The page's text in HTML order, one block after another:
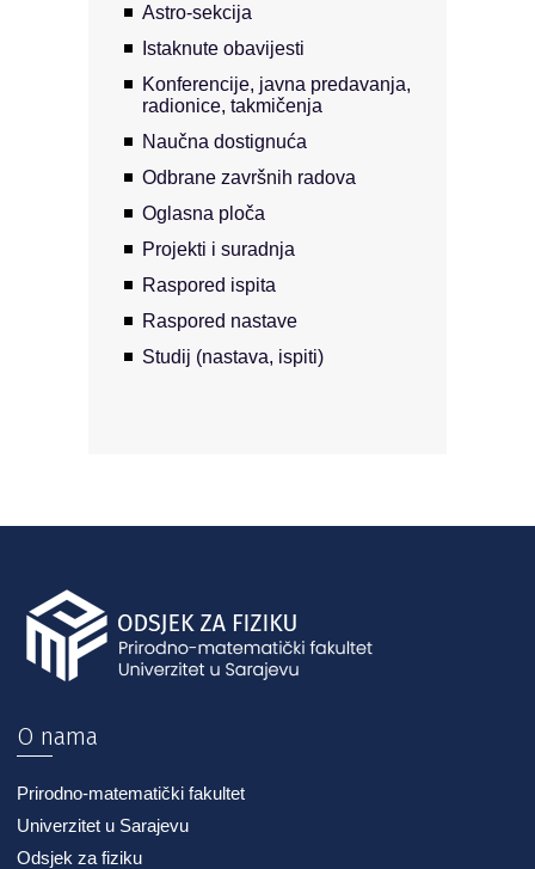
Astro-sekcija
Istaknute obavijesti
Konferencije, javna predavanja,
radionice, takmičenja
Naučna dostignuća
Odbrane završnih radova
Oglasna ploča
Projekti i suradnja
Raspored ispita
Raspored nastave
Studij (nastava, ispiti)
O nama
Prirodno-matematički fakultet
Univerzitet u Sarajevu
Odsjek za fiziku